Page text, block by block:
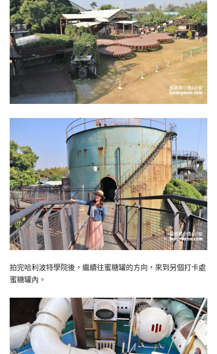
拍完哈利波特學院後，繼續往蜜糖罐的方向，來到另個打卡處
蜜糖罐內。